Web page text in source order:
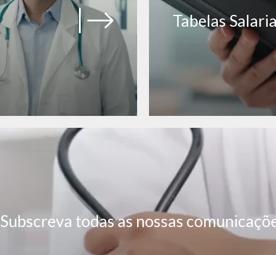
Tabelas
Subscreva todas as nossas